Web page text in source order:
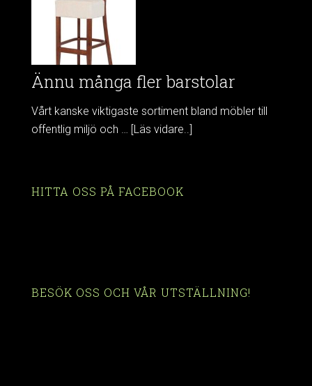
Ännu många fler barstolar
Vårt kanske viktigaste sortiment bland möbler till
offentlig miljö och … [Läs vidare..]
HITTA OSS PÅ FACEBOOK
BESÖK OSS OCH VÅR UTSTÄLLNING!